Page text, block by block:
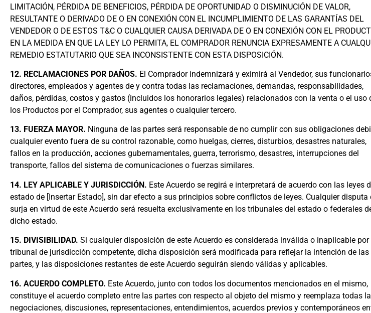
LIMITACIÓN, PÉRDIDA DE BENEFICIOS, PÉRDIDA DE OPORTUNIDAD O DISMINUCIÓN DE VALOR,
RESULTANTE O DERIVADO DE O EN CONEXIÓN CON EL INCUMPLIMIENTO DE LAS GARANTÍAS DEL
VENDEDOR O DE ESTOS T&C O CUALQUIER CAUSA DERIVADA DE O EN CONEXIÓN CON EL
EN LA MEDIDA EN QUE LA LEY LO PERMITA, EL COMPRADOR RENUNCIA EXPRESAMENTE A
REMEDIO ESTATUTARIO QUE SEA INCONSISTENTE CON ESTA DISPOSICIÓN.
12. RECLAMACIONES POR DAÑOS. El Comprador indemnizará y eximirá al Vendedor, sus
directores, empleados y agentes de y contra todas las reclamaciones, demandas, responsabilidades,
daños, pérdidas, costos y gastos (incluidos los honorarios legales) relacionados con la venta o el uso
los Productos por el Comprador, sus agentes o cualquier tercero.
13. FUERZA MAYOR. Ninguna de las partes será responsable de no cumplir con sus obligaciones
cualquier evento fuera de su control razonable, como huelgas, cierres, disturbios, desastres naturales,
fallos en la producción, acciones gubernamentales, guerra, terrorismo, desastres, interrupciones del
transporte, fallos del sistema de comunicaciones o fuerzas similares.
14. LEY APLICABLE Y JURISDICCIÓN. Este Acuerdo se regirá e interpretará de acuerdo con las leyes
estado de [Insertar Estado], sin dar efecto a sus principios sobre conflictos de leyes. Cualquier disputa
surja en virtud de este Acuerdo será resuelta exclusivamente en los tribunales del estado o federales
dicho estado.
15. DIVISIBILIDAD. Si cualquier disposición de este Acuerdo es considerada inválida o inaplicable por
tribunal de jurisdicción competente, dicha disposición será modificada para reflejar la intención de las
partes, y las disposiciones restantes de este Acuerdo seguirán siendo válidas y aplicables.
16. ACUERDO COMPLETO. Este Acuerdo, junto con todos los documentos mencionados en el mismo,
constituye el acuerdo completo entre las partes con respecto al objeto del mismo y reemplaza todas
negociaciones, discusiones, representaciones, entendimientos, acuerdos previos y contemporáneos